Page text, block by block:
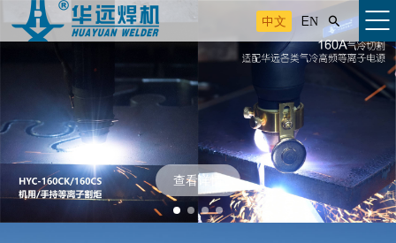
中文 EN 
查看详情